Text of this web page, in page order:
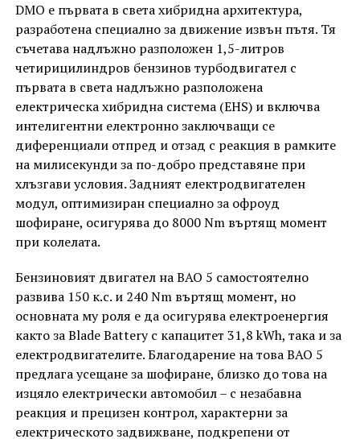
DMO е първата в света хибридна архитектура,
разработена специално за движение извън пътя. Тя
съчетава надлъжно разположен 1,5-литров
четирицилиндров бензинов турбодвигател с
първата в света надлъжно разположена
електрическа хибридна система (EHS) и включва
интелигентни електронно заключващи се
диференциали отпред и отзад с реакция в рамките
на милисекунди за по-добро представяне при
хлъзгави условия. Задният електродвигателен
модул, оптимизиран специално за офроуд
шофиране, осигурява до 8000 Nm въртящ момент
при колелата.
Бензиновият двигател на BAO 5 самостоятелно
развива 150 к.с. и 240 Nm въртящ момент, но
основната му роля е да осигурява електроенергия
както за Blade Battery с капацитет 31,8 kWh, така и за
електродвигателите. Благодарение на това BAO 5
предлага усещане за шофиране, близко до това на
изцяло електрически автомобил – с незабавна
реакция и прецизен контрол, характерни за
електрическото задвижване, подкрепени от